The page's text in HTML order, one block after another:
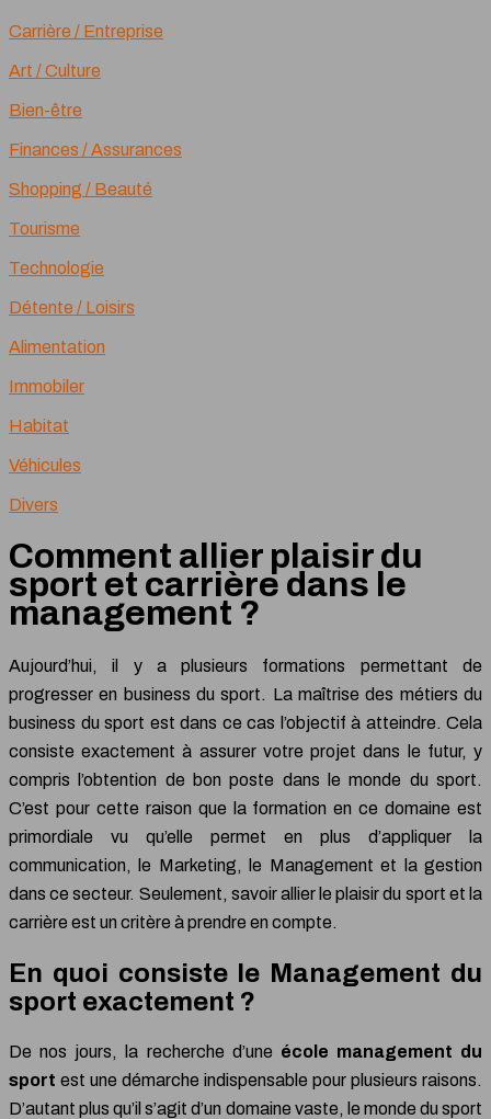
Carrière / Entreprise
Art / Culture
Bien-être
Finances / Assurances
Shopping / Beauté
Tourisme
Technologie
Détente / Loisirs
Alimentation
Immobiler
Habitat
Véhicules
Divers
Comment allier plaisir du
sport et carrière dans le
management ?
Aujourd’hui, il y a plusieurs formations permettant de
progresser en business du sport. La maîtrise des métiers du
business du sport est dans ce cas l’objectif à atteindre. Cela
consiste exactement à assurer votre projet dans le futur, y
compris l’obtention de bon poste dans le monde du sport.
C’est pour cette raison que la formation en ce domaine est
primordiale vu qu’elle permet en plus d’appliquer la
communication, le Marketing, le Management et la gestion
dans ce secteur. Seulement, savoir allier le plaisir du sport et la
carrière est un critère à prendre en compte.
En quoi consiste le Management du
sport exactement ?
De nos jours, la recherche d’une école management du
sport est une démarche indispensable pour plusieurs raisons.
D’autant plus qu’il s’agit d’un domaine vaste, le monde du sport